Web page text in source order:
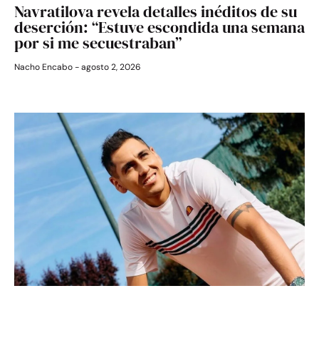
Navratilova revela detalles inéditos de su
deserción: “Estuve escondida una semana
por si me secuestraban”
Nacho Encabo agosto 2, 2026